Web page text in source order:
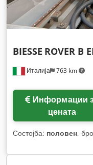
Италија 763 km
BIESSE ROVER B
цената
Состојба: половен,